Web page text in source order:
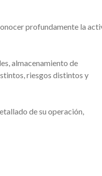
profundamente la
almacenamiento de
riesgos distintos y
de su operación,